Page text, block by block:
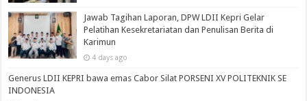
Jawab Tagihan Laporan, DPW LDII Kepri Gelar
Pelatihan Kesekretariatan dan Penulisan Berita di
Karimun
4 days ago
Generus LDII KEPRI bawa emas Cabor Silat PORSENI XV POLITEKNIK SE
INDONESIA